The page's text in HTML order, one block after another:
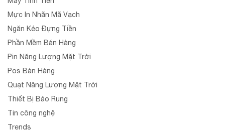
Mực In Nhãn Mã Vạch
Ngăn Kéo Đựng Tiền
Phần Mềm Bán Hàng
Pin Năng Lượng Mặt Trời
Pos Bán Hàng
Quạt Năng Lượng Mặt Trời
Thiết Bị Báo Rung
Tin công nghệ
Trends